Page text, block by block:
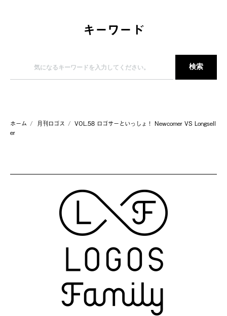
キーワード
ホーム 月刊ロゴス
VOL.58 ロゴサーといっしょ！ Newcomer VS Longsell
er